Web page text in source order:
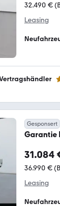
32.490 €
Leasing
Gesponsert
Garantie
31.084
36.990 €
Leasing